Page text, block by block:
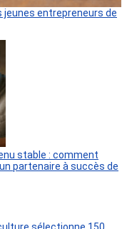
jeunes entrepreneurs de
stable : comment
partenaire à succès de